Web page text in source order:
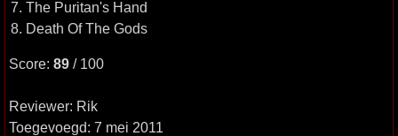
7. The Puritan's Hand
8. Death Of The Gods
Score: 89 / 100
Reviewer: Rik
Toegevoegd: 7 mei 2011